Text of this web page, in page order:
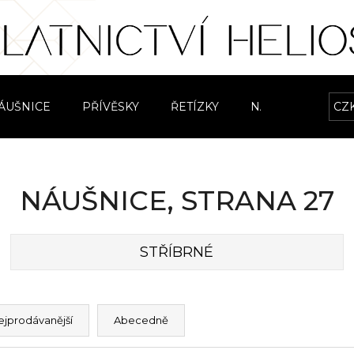
PŘÍVĚSKY ŘETÍZKY NÁRAMKY
NÁUŠNICE, STRANA 27
STŘÍBRNÉ
Abecedně
Doporučujeme